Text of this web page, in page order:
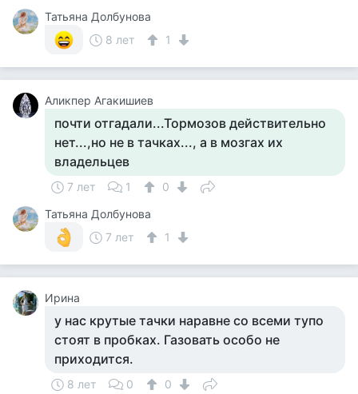
Татьяна Долбунова
8 лет
1
Аликпер Агакишиев
почти отгадали...Тормозов действительно
нет...,но не в тачках..., а в мозгах их
владельцев
7 лет 1
0
Татьяна Долбунова
7 лет
1
Ирина
у нас крутые тачки наравне со всеми тупо
стоят в пробках. Газовать особо не
приходится.
8 лет 0 0